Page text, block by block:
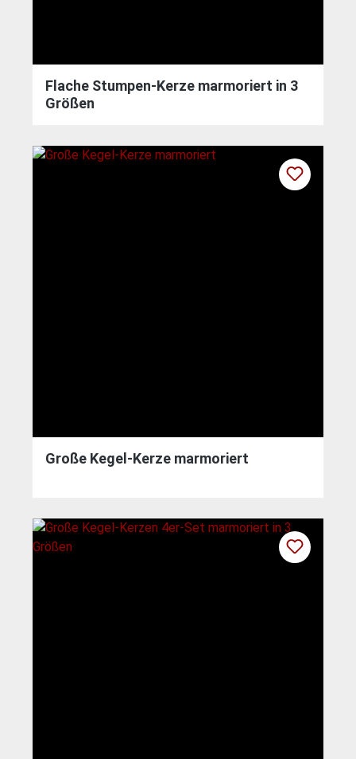
Flache Stumpen-Kerze marmoriert in 3
Größen
Große Kegel-Kerze marmoriert